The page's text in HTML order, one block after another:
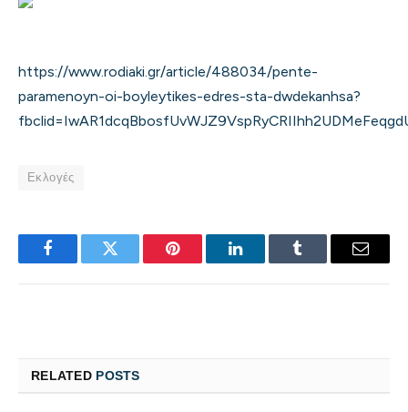
https://www.rodiaki.gr/article/488034/pente-
paramenoyn-oi-boyleytikes-edres-sta-dwdekanhsa?
Εκλογές
FacebookTwitter Pinterest LinkedInTumblr Email
RELATED POSTS